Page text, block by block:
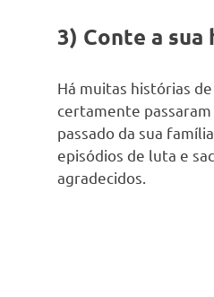
3) Conte a
Há muitas histórias
certamente
passado da sua
episódios de luta e
agradecidos.